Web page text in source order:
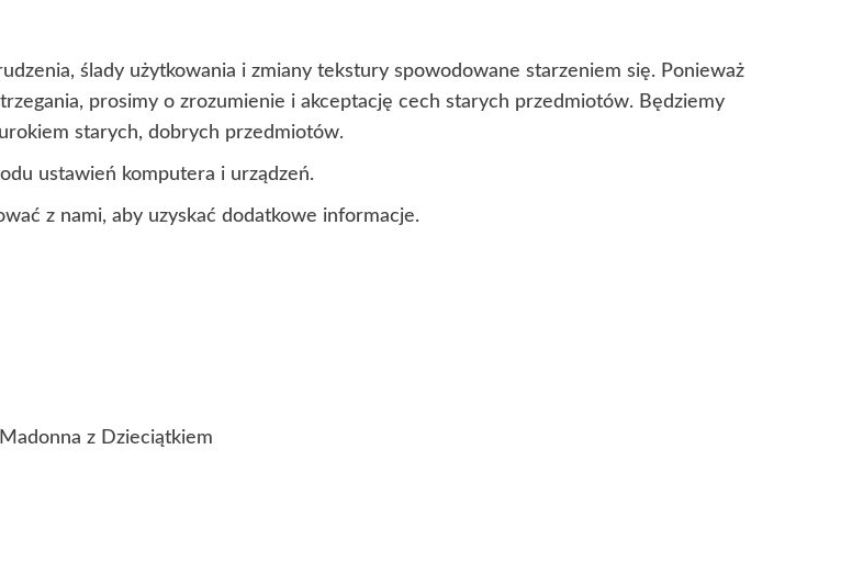
ślady użytkowania i zmiany tekstury spowodowane starzeniem się. Ponieważ
prosimy o zrozumienie i akceptację cech starych przedmiotów. Będziemy
starych, dobrych przedmiotów.
ustawień komputera i urządzeń.
z nami, aby uzyskać dodatkowe informacje.
z Dzieciątkiem